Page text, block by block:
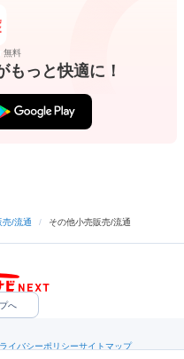
無料
もっと快適に！
売/流通 / その他小売販売/流通
へ
イバシーポリシーサイトマップ